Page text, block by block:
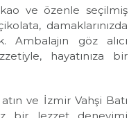
ve özenle seçilmiş
damaklarınızda
Ambalajın göz alıcı
hayatınıza bir
ve İzmir Vahşi Batı